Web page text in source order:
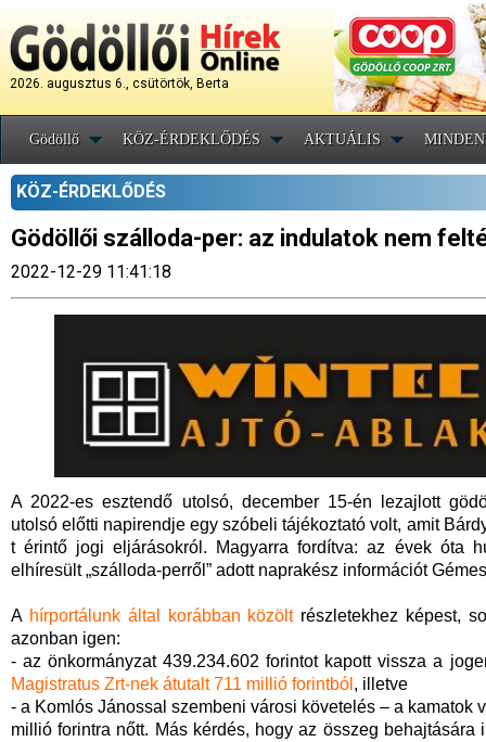
2026. augusztus 6., csütörtök, Berta
Gödöllő KÖZ-ÉRDEKLŐDÉS AKTUÁLIS
KÖZ-ÉRDEKLŐDÉS
Gödöllői szálloda-per: az indulatok nem
2022-12-29 11:41:18
A 2022-es esztendő utolsó, december 15-én lezajlott
utolsó előtti napirendje egy szóbeli tájékoztató volt, amit
t érintő jogi eljárásokról. Magyarra fordítva: az évek óta
elhíresült „szálloda-perről” adott naprakész információt
A hírportálunk által korábban közöltrészletekhez képest,
azonban igen:
- az önkormányzat 439.234.602 forintot kapott vissza a
Magistratus Zrt-nek átutalt 711 millió forintból , illetve
- a Komlós Jánossal szembeni városi követelés – a kamatok
millió forintra nőtt. Más kérdés, hogy az összeg